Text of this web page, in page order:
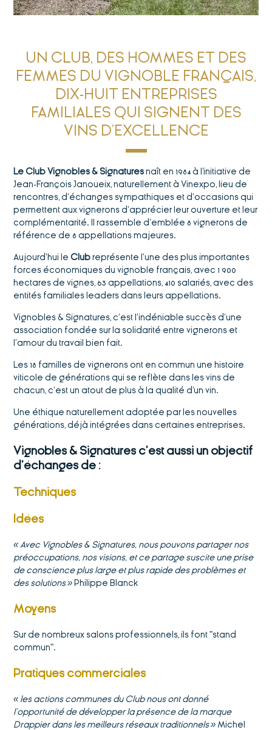
UN CLUB, DES HOMMES ET DES
FEMMES DU VIGNOBLE FRANÇAIS,
DIX-HUIT ENTREPRISES
FAMILIALES QUI SIGNENT DES
VINS D’EXCELLENCE
Le Club Vignobles & Signaturesnaît en 1984 à l'initiative de
Jean-François Janoueix, naturellement à Vinexpo, lieu de
rencontres, d’échanges sympathiques et d’occasions qui
permettent aux vignerons d’apprécier leur ouverture et leur
complémentarité. Il rassemble d’emblée 8 vignerons de
référence de 8 appellations majeures.
Aujourd’hui le Clubreprésente l’une des plus importantes
forces économiques du vignoble français, avec 1 900
hectares de vignes, 63 appellations, 410 salariés, avec des
entités familiales leaders dans leurs appellations.
Vignobles & Signatures, c’est l’indéniable succès d’une
association fondée sur la solidarité entre vignerons et
l’amour du travail bien fait.
Les 18 familles de vignerons ont en commun une histoire
viticole de générations qui se reflète dans les vins de
chacun, c’est un atout de plus à la qualité d'un vin.
Une éthique naturellement adoptée par les nouvelles
générations, déjà intégrées dans certaines entreprises.
Vignobles & Signatures c’est aussi un objectif
d’échanges de :
Techniques
Idées
« Avec Vignobles & Signatures, nous pouvons partager nos
préoccupations, nos visions, et ce partage suscite une prise
de conscience plus large et plus rapide des problèmes et
des solutions » Philippe Blanck
Moyens
Sur de nombreux salons professionnels, ils font "stand
commun".
Pratiques commerciales
« les actions communes du Club nous ont donné
l’opportunité de développer la présence de la marque
Drappier dans les meilleurs réseaux traditionnels » Michel